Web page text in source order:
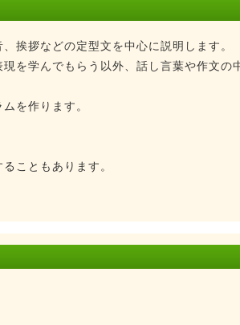
挨拶などの定型文を中心に説明します。
を学んでもらう以外、話し言葉や作文の
を作ります。
こともあります。